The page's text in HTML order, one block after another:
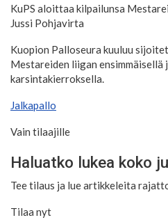
KuPS aloittaa kilpailunsa
Jussi Pohjavirta
Kuopion Palloseura kuuluu
Mestareiden liigan ensimmäisellä
karsintakierroksella.
Jalkapallo
Vain tilaajille
Haluatko lukea koko
Tee tilaus ja lue artikkeleita
Tilaa nyt